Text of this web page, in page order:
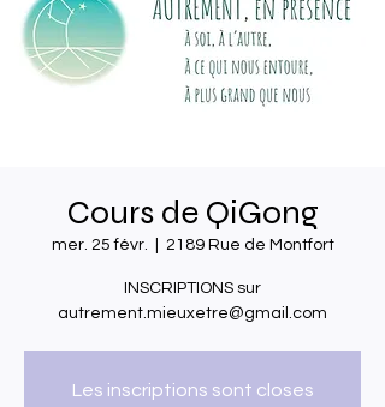
Cours de QiGong
mer. 25 févr. 2189 Rue de Montfort
INSCRIPTIONS sur
autrement.mieuxetre@gmail.com
Les inscriptions sont closes